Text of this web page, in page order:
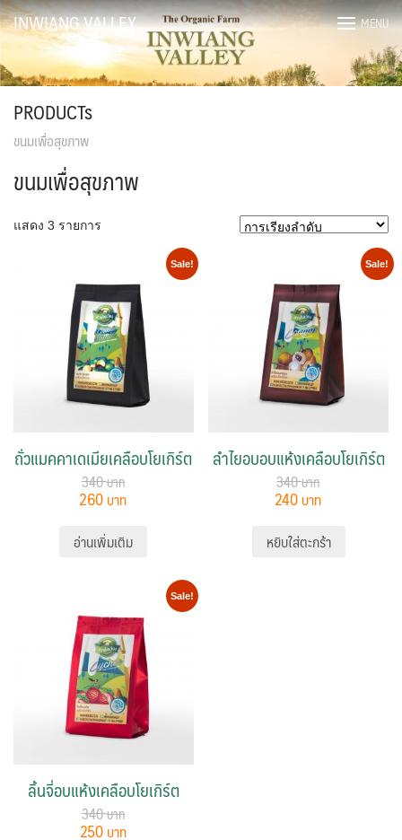
Skip
to
content
INWIANG VALLEY MENU
PRODUCTs
ขนมเพื่อสุขภาพ
ขนมเพื่อสุขภาพ
แสดง 3 รายการ
Sale!
ถั่วแมคคาเดเมียเคลือบโยเกิร์ต
340
260
อ่านเพิ่มเติม
Sale!
ลำไยอบอบแห้งเคลือบโยเกิร์ต
340
240
หยิบใส่ตะกร้า
Sale!
ลิ้นจี่อบแห้งเคลือบโยเกิร์ต
340
250